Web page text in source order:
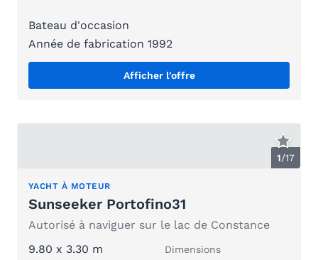
Bateau d'occasion
Année de fabrication 1992
Afficher l'offre
1/17
YACHT À MOTEUR
Sunseeker Portofino31
Autorisé à naviguer sur le lac de Constance
9.80 x 3.30 m
Dimensions